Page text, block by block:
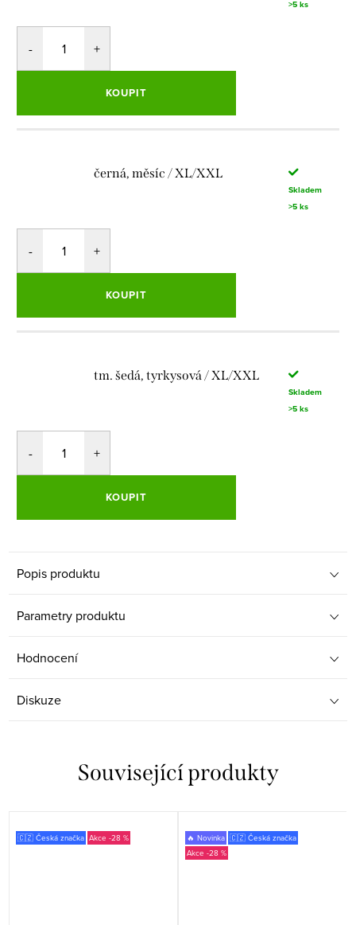
>5 ks
KOUPIT
černá, měsíc / XL/XXL
Skladem
>5 ks
KOUPIT
tm. šedá, tyrkysová / XL/XXL
Skladem
>5 ks
KOUPIT
Popis produktu
Parametry produktu
Hodnocení
Diskuze
Související produkty
🇨🇿 Česká značka -28 % 🔥 Novinka 🇨🇿 Česká značka
-28 %